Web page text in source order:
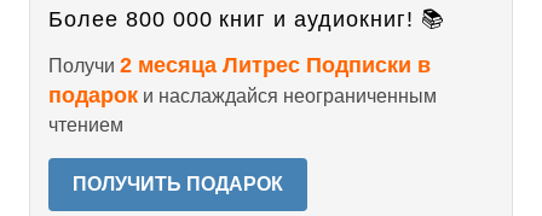
Более 800 000 книг и аудиокниг! 📚
Получи 2 месяца Литрес Подписки в
подарок и наслаждайся неограниченным
чтением
ПОЛУЧИТЬ ПОДАРОК